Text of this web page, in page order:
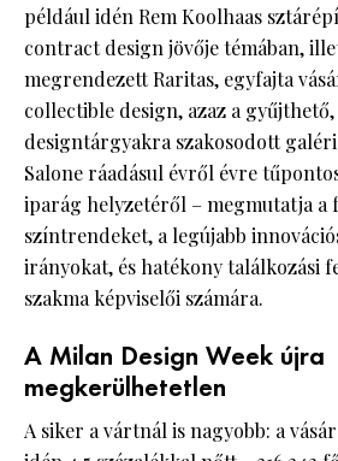
például idén Rem Koolhaas
contract design jövője témában,
megrendezett Raritas, egyfajta
collectible design, azaz a
designtárgyakra szakosodott
Salone ráadásul évről évre
iparág helyzetéről – megmutatja a
színtrendeket, a legújabb
irányokat, és hatékony találkozási
szakma képviselői számára.
A Milan Design Week újra
megkerülhetetlen
A siker a vártnál is nagyobb: a